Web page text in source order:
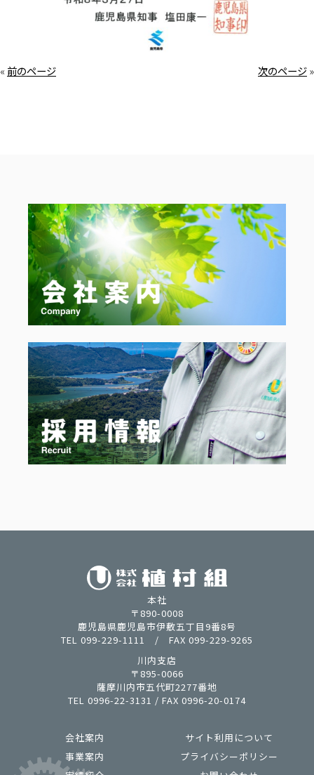
« 前のページ 次のページ»
本社
〒890-0008
鹿児島県鹿児島市伊敷五丁目9番8号
TEL 099-229-1111 / FAX 099-229-9265
川内支店
〒895-0066
薩摩川内市五代町2277番地
TEL 0996-22-3131 / FAX 0996-20-0174
会社案内
事業案内
サイト利用について
プライバシーポリシー